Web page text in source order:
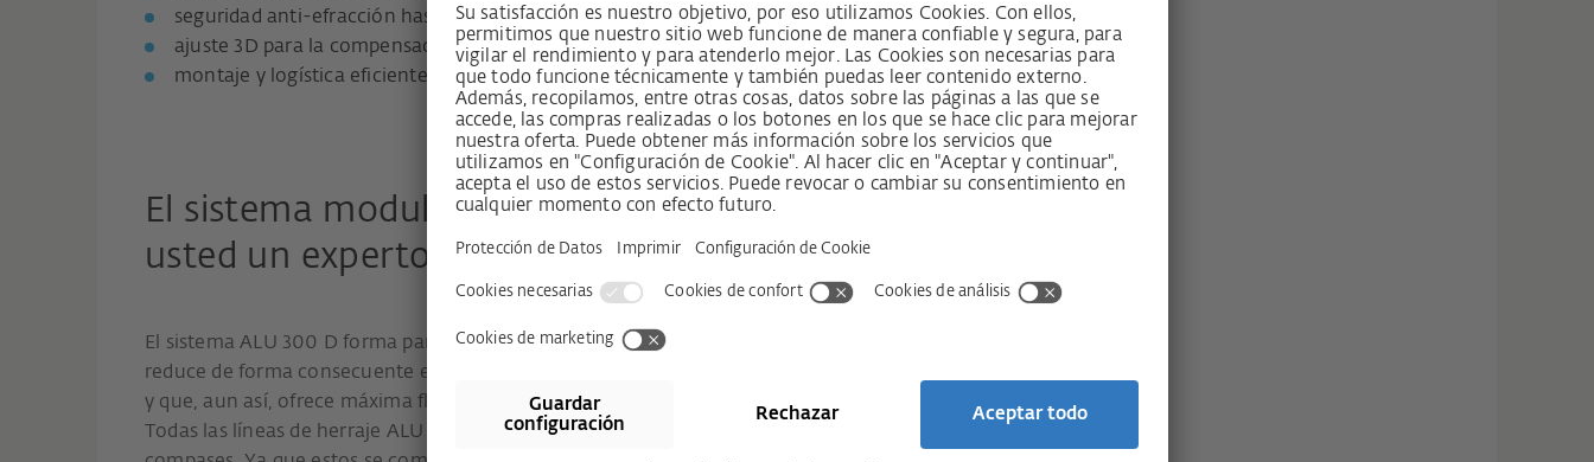
seguridad anti-efracción hasta RC3
ajuste 3D para la compensación de tolerancias de producción y de montaje
montaje y logística eficientes gracias al sistema modular ALU
El sistema modular ALU hará de
usted un experto en logística.
El sistema ALU 300 D forma parte del sistema modular ALU, que
reduce de forma consecuente el número de componentes individuales
y que, aun así, ofrece máxima flexibilidad y extrema libertad de diseño.
Todas las líneas de herraje ALU se diferencian solo en sus bisagras y